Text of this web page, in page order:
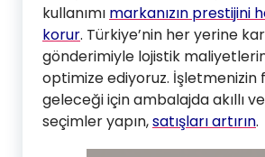
kullanımı markanızın prestijini
korur. Türkiye’nin her yerine
gönderimiyle lojistik
optimize ediyoruz. İşletmenizin
geleceği için ambalajda akıllı
seçimler yapın,satışları artırın.